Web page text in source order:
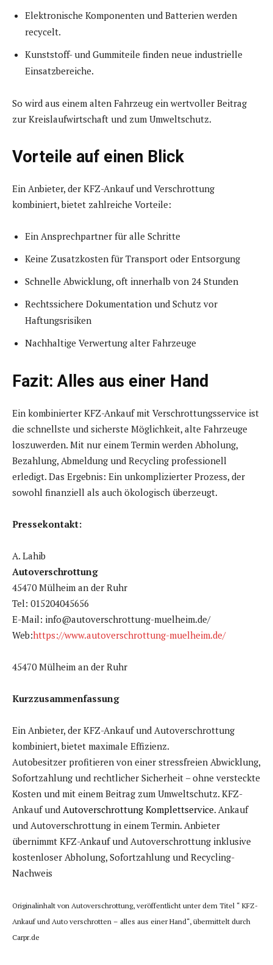
Elektronische Komponenten und Batterien werden
recycelt.
Kunststoff- und Gummiteile finden neue industrielle
Einsatzbereiche.
So wird aus einem alten Fahrzeug ein wertvoller Beitrag
zur Kreislaufwirtschaft und zum Umweltschutz.
Vorteile auf einen Blick
Ein Anbieter, der KFZ-Ankauf und Verschrottung
kombiniert, bietet zahlreiche Vorteile:
Ein Ansprechpartner für alle Schritte
Keine Zusatzkosten für Transport oder Entsorgung
Schnelle Abwicklung, oft innerhalb von 24 Stunden
Rechtssichere Dokumentation und Schutz vor
Haftungsrisiken
Nachhaltige Verwertung alter Fahrzeuge
Fazit: Alles aus einer Hand
Ein kombinierter KFZ-Ankauf mit Verschrottungsservice ist
die schnellste und sicherste Möglichkeit, alte Fahrzeuge
loszuwerden. Mit nur einem Termin werden Abholung,
Bezahlung, Abmeldung und Recycling professionell
erledigt. Das Ergebnis: Ein unkomplizierter Prozess, der
sowohl finanziell als auch ökologisch überzeugt.
Pressekontakt:
A. Lahib
Autoverschrottung
45470 Mülheim an der Ruhr
Tel: 015204045656
E-Mail: info@autoverschrottung-muelheim.de/
Web:https://www.autoverschrottung-muelheim.de/
45470 Mülheim an der Ruhr
Kurzzusammenfassung
Ein Anbieter, der KFZ-Ankauf und Autoverschrottung
kombiniert, bietet maximale Effizienz.
Autobesitzer profitieren von einer stressfreien Abwicklung,
Sofortzahlung und rechtlicher Sicherheit – ohne versteckte
Kosten und mit einem Beitrag zum Umweltschutz. KFZ-
Ankauf und Autoverschrottung Komplettservice. Ankauf
und Autoverschrottung in einem Termin. Anbieter
übernimmt KFZ-Ankauf und Autoverschrottung inklusive
kostenloser Abholung, Sofortzahlung und Recycling-
Nachweis
Originalinhalt von Autoverschrottung, veröffentlicht unter dem Titel “ KFZ-
Ankauf und Auto verschrotten – alles aus einer Hand“, übermittelt durch
Carpr.de